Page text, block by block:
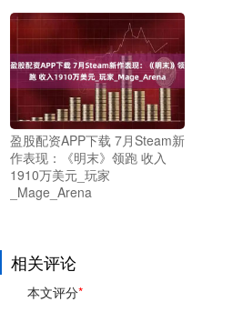
盈股配资APP下载 7月Steam新
作表现：《明末》领跑 收入
1910万美元_玩家
_Mage_Arena
相关评论
本文评分*